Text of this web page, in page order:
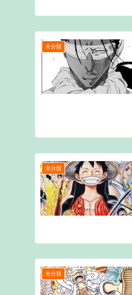
未分類
未分類
未分類